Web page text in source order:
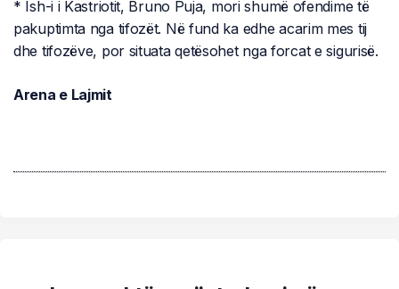
* Ish-i i Kastriotit, Bruno Puja, mori shumë ofendime të
pakuptimta nga tifozët. Në fund ka edhe acarim mes tij
dhe tifozëve, por situata qetësohet nga forcat e sigurisë.
Arena e Lajmit